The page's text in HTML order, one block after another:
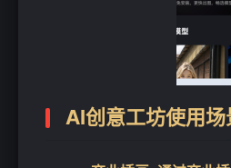
AI创意工坊使用场